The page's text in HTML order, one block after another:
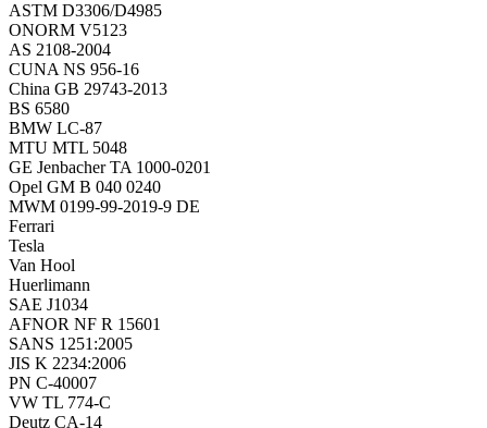
ASTM D3306/D4985
ONORM V5123
AS 2108-2004
CUNA NS 956-16
China GB 29743-2013
BS 6580
BMW LC-87
MTU MTL 5048
GE Jenbacher TA 1000-0201
Opel GM B 040 0240
MWM 0199-99-2019-9 DE
Ferrari
Tesla
Van Hool
Huerlimann
SAE J1034
AFNOR NF R 15601
SANS 1251:2005
JIS K 2234:2006
PN C-40007
VW TL 774-C
Deutz CA-14